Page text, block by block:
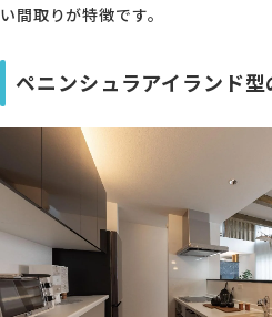
い間取りが特徴です。
ペニンシュラアイランド